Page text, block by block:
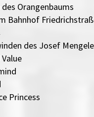
Orangenbaums
Bahnhof
des Josef Mengele
Princess